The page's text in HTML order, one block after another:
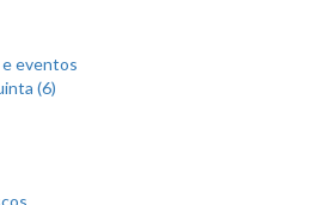
eventos
(6)